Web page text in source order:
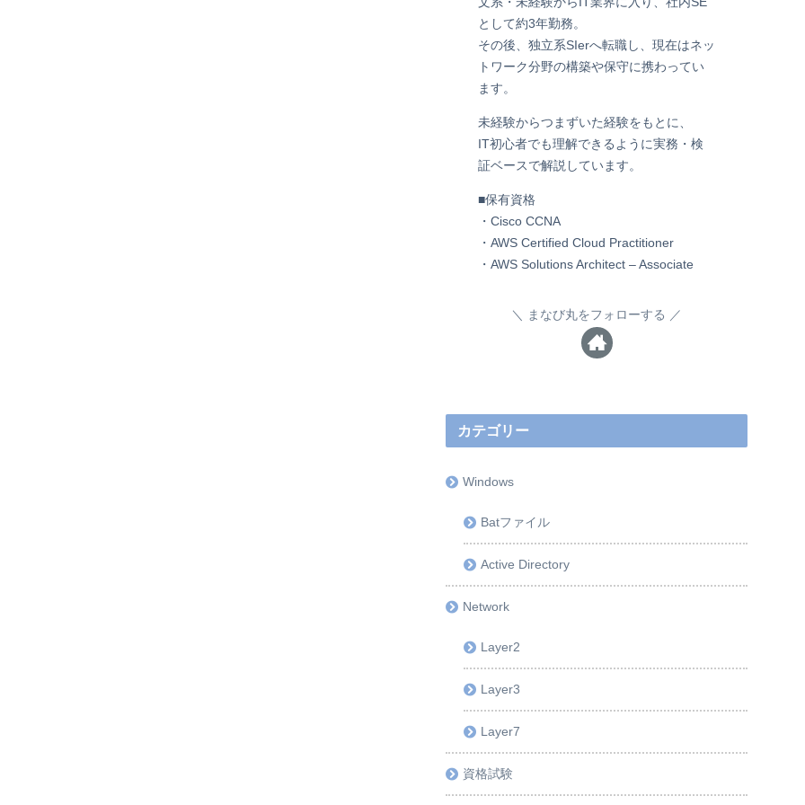
として約3年勤務。
その後、独立系SIerへ転職し、現在はネッ
トワーク分野の構築や保守に携わってい
ます。
未経験からつまずいた経験をもとに、
IT初心者でも理解できるように実務・検
証ベースで解説しています。
■保有資格
・Cisco CCNA
・AWS Certified Cloud Practitioner
・AWS Solutions Architect – Associate
まなび丸をフォローする
カテゴリー
Windows
Batファイル
Active Directory
Network
Layer2
Layer3
Layer7
資格試験